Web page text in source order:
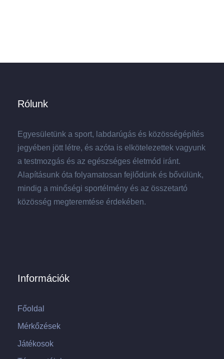
Rólunk
Egyesületünk a sport, labdarúgás és közösségépítés
jegyében jött létre, és azóta is elkötelezettek vagyunk
a testmozgás és az egészséges életmód iránt.
Alapításunk óta folyamatosan fejlődünk és bővülünk,
mindig a minőségi sportélmény és az összetartó
közösség megteremtése érdekében.
Információk
Főoldal
Mérkőzések
Játékosok